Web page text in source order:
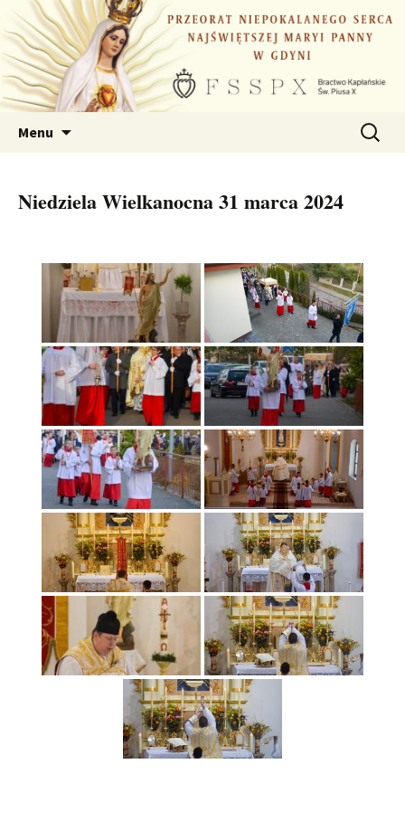
Przejdź
do
treści
Menu Szukaj:
Niedziela Wielkanocna 31 marca 2024